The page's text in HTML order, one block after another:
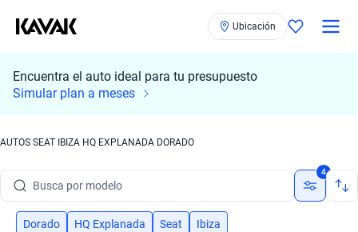
Ubicación
Encuentra el auto ideal para tu presupuesto
Simular plan a meses
AUTOS SEAT IBIZA HQ EXPLANADA DORADO
Busca por marca
Busca por modelo
Busca por versión
4
Dorado HQ Explanada Seat Ibiza